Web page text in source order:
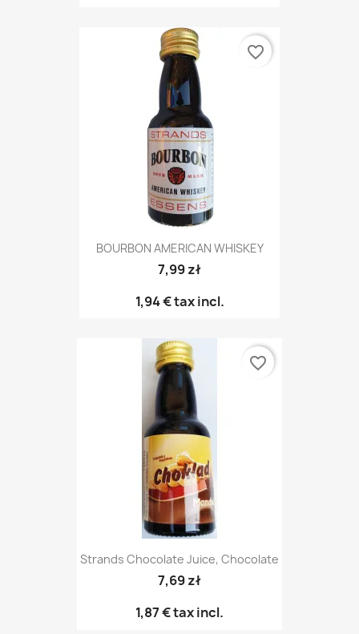
BOURBON AMERICAN WHISKEY
7,99 zł
1,94 €tax incl.
favorite_border
Strands Chocolate Juice, Chocolate
7,69 zł
1,87 €tax incl.
favorite_border